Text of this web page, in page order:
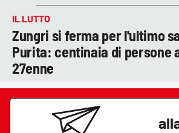
IL LUTTO
Zungri si ferma per l'ultimo
Purita: centinaia di persone
27enne